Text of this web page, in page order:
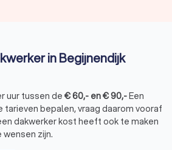
in Begijnendijk
uur tussen de €60,- en€90,-Een
tarieven bepalen, vraag daarom vooraf
dakwerker kost heeft ook te maken
zijn.